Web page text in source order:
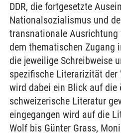
DDR, die fortgesetzte
Nationalsozialismus und
transnationale Ausrichtung
dem thematischen Zugang
die jeweilige Schreibweise
spezifische Literarizität der
wird dabei ein Blick auf die
schweizerische Literatur
eingegangen wird auf die
Wolf bis Günter Grass,